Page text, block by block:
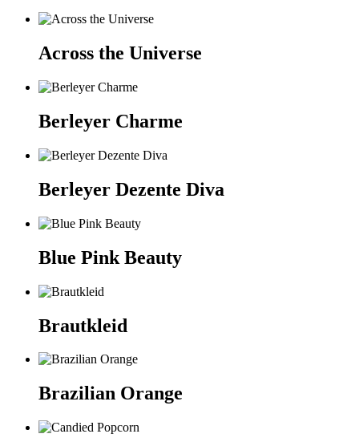
Across the Universe
Berleyer Charme
Berleyer Dezente Diva
Blue Pink Beauty
Brautkleid
Brazilian Orange